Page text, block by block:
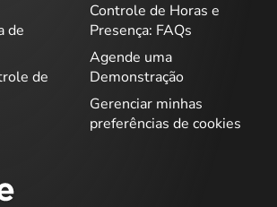
de
de
Controle de Horas e
Presença: FAQs
Agende uma
Demonstração
Gerenciar minhas
preferências de cookies